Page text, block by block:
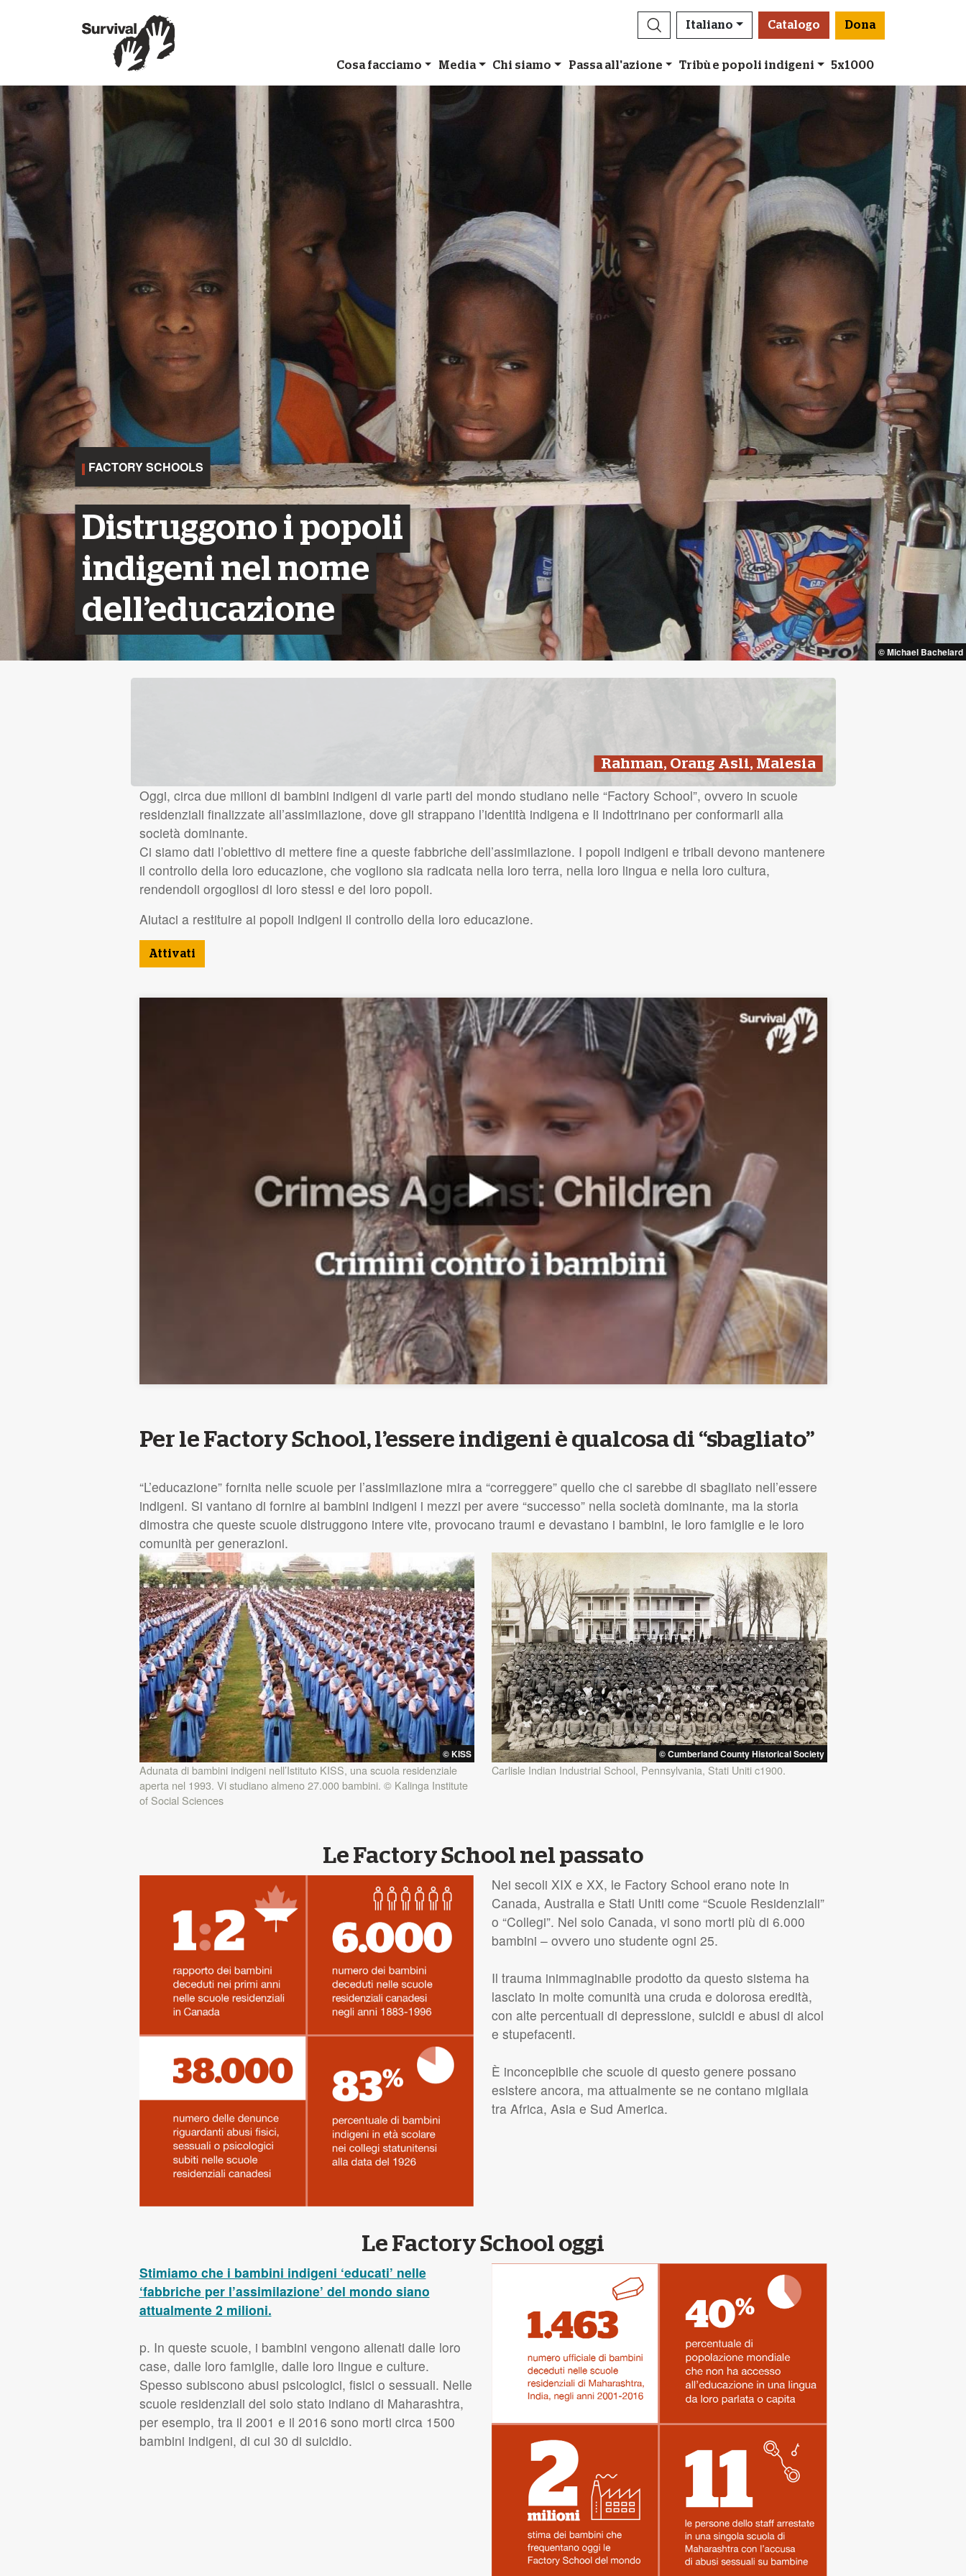
Italiano Catalogo Dona
Cosa facciamo Media Chi siamo Passa all'azione Tribù e popoli indigeni 5x1000
© Michael Bachelard
FACTORY SCHOOLS
Distruggono i popoli
indigeni nel nome
dell’educazione
Rahman, Orang Asli, Malesia
Oggi, circa due milioni di bambini indigeni di varie parti del mondo studiano nelle “Factory School”, ovvero in scuole
residenziali finalizzate all’assimilazione, dove gli strappano l’identità indigena e li indottrinano per conformarli alla
società dominante.
Ci siamo dati l’obiettivo di mettere fine a queste fabbriche dell’assimilazione. I popoli indigeni e tribali devono mantenere
il controllo della loro educazione, che vogliono sia radicata nella loro terra, nella loro lingua e nella loro cultura,
rendendoli orgogliosi di loro stessi e dei loro popoli.
Aiutaci a restituire ai popoli indigeni il controllo della loro educazione.
Attivati
Per le Factory School, l’essere indigeni è qualcosa di “sbagliato”
“L’educazione” fornita nelle scuole per l’assimilazione mira a “correggere” quello che ci sarebbe di sbagliato nell’essere
indigeni. Si vantano di fornire ai bambini indigeni i mezzi per avere “successo” nella società dominante, ma la storia
dimostra che queste scuole distruggono intere vite, provocano traumi e devastano i bambini, le loro famiglie e le loro
comunità per generazioni.
© KISS
Adunata di bambini indigeni nell’Istituto KISS, una scuola residenziale
aperta nel 1993. Vi studiano almeno 27.000 bambini. © Kalinga Institute
of Social Sciences
© Cumberland County Historical Society
Carlisle Indian Industrial School, Pennsylvania, Stati Uniti c1900.
Le Factory School nel passato
Nei secoli XIX e XX, le Factory School erano note in
Canada, Australia e Stati Uniti come “Scuole Residenziali”
o “Collegi”. Nel solo Canada, vi sono morti più di 6.000
bambini – ovvero uno studente ogni 25.
Il trauma inimmaginabile prodotto da questo sistema ha
lasciato in molte comunità una cruda e dolorosa eredità,
con alte percentuali di depressione, suicidi e abusi di alcol
e stupefacenti.
È inconcepibile che scuole di questo genere possano
esistere ancora, ma attualmente se ne contano migliaia
tra Africa, Asia e Sud America.
Le Factory School oggi
Stimiamo che i bambini indigeni ‘educati’ nelle
‘fabbriche per l’assimilazione’ del mondo siano
attualmente 2 milioni.
p. In queste scuole, i bambini vengono alienati dalle loro
case, dalle loro famiglie, dalle loro lingue e culture.
Spesso subiscono abusi psicologici, fisici o sessuali. Nelle
scuole residenziali del solo stato indiano di Maharashtra,
per esempio, tra il 2001 e il 2016 sono morti circa 1500
bambini indigeni, di cui 30 di suicidio.